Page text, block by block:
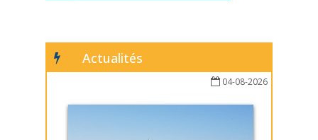
Actualités
04-08-2026